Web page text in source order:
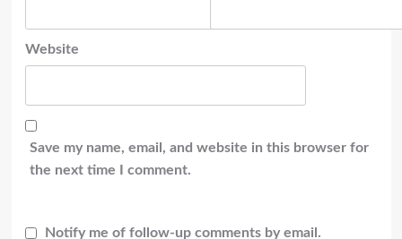
Website
Save my name, email, and website in this browser for
the next time I comment.
Notify me of follow-up comments by email.